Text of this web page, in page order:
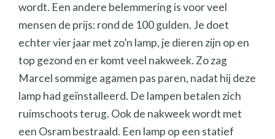
wordt. Een andere belemmering is voor veel
mensen de prijs: rond de 100 gulden. Je doet
echter vier jaar met zo’n lamp, je dieren zijn op en
top gezond en er komt veel nakweek. Zo zag
Marcel sommige agamen pas paren, nadat hij deze
lamp had geïnstalleerd. De lampen betalen zich
ruimschoots terug. Ook de nakweek wordt met
een Osram bestraald. Een lamp op een statief